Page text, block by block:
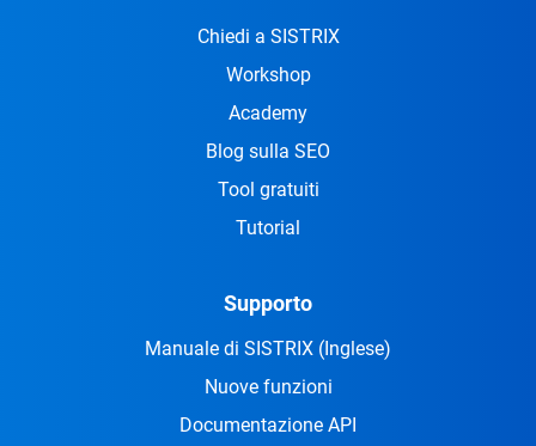
Chiedi a SISTRIX
Workshop
Academy
Blog sulla SEO
Tool gratuiti
Tutorial
Supporto
Manuale di SISTRIX (Inglese)
Nuove funzioni
Documentazione API